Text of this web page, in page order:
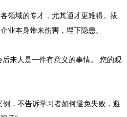
域的专才，尤其通才更难得。拔
业本身带来伤害，埋下隐患。
来人是一件有意义的事情。 您的观
，不告诉学习者如何避免失败，避